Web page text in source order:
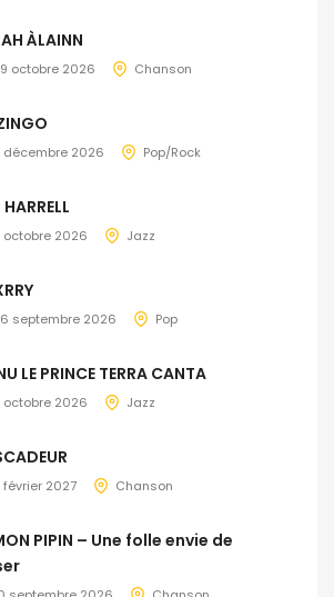
ÀLAINN
octobre 2026 Chanson
décembre 2026 Pop/Rock
octobre 2026 Jazz
septembre 2026 Pop
LE PRINCE TERRA CANTA
octobre 2026 Jazz
février 2027 Chanson
PIPIN – Une folle envie de